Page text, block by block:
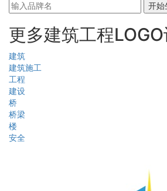
开始
更多建筑工程
建筑
建筑施工
工程
建设
桥
桥梁
楼
安全